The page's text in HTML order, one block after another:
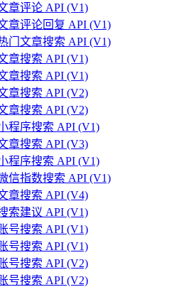
章评论 API (V1)
章评论回复 API (V1)
门文章搜索 API (V1)
章搜索 API (V1)
章搜索 API (V1)
章搜索 API (V2)
章搜索 API (V2)
程序搜索 API (V1)
章搜索 API (V3)
程序搜索 API (V1)
信指数搜索 API (V1)
章搜索 API (V4)
索建议 API (V1)
号搜索 API (V1)
号搜索 API (V1)
号搜索 API (V2)
号搜索 API (V2)